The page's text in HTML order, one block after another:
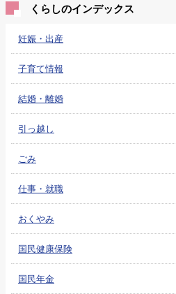
くらしのインデックス
妊娠・出産
子育て情報
結婚・離婚
引っ越し
ごみ
仕事・就職
おくやみ
国民健康保険
国民年金